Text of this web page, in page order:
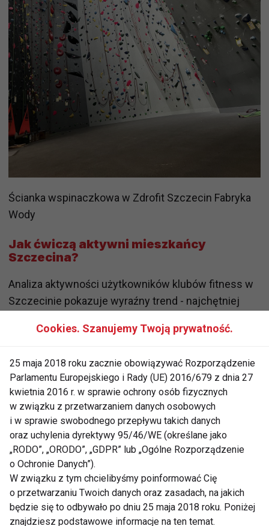
Ścianka wspinaczkowa w Zdrofit Szczecin Fabryka
Wody
Jak ćwiczą aktywni mieszkańcy
Szczecina?
Analiza aktywności użytkowników klubów fitness w
Szczecinie pokazuje wyraźny trend - najchętniej
oraz zajęcia typu body&mind.
– Na podium znajdują się rowery, treningi ze
sztangami i pilates, ale dużym zainteresowaniem
cieszą się także zajęcia ukierunkowane na
konkretne partie ciała oraz treningi funkcjonalne typu
full body workout czy obwodowe. W odpowiedzi na
rosnące potrzeby klientów wprowadzamy w naszym
najnowszym klubie zajęcia fight, tai chi oraz tzw.
trening powięzi, czyli zajęcia ukierunkowane na
poprawę elastyczności, mobilności i jakości ruchu –
mówi Magdalena Szwed, dyrektor ds. rozwoju
Cookies. Szanujemy Twoją prywatność.
25 maja 2018 roku zacznie obowiązywać Rozporządzenie
Parlamentu Europejskiego i Rady (UE) 2016/679 z dnia 27
kwietnia 2016 r. w sprawie ochrony osób fizycznych
w związku z przetwarzaniem danych osobowych
i w sprawie swobodnego przepływu takich danych
oraz uchylenia dyrektywy 95/46/WE (określane jako
„RODO”, „ORODO”, „GDPR” lub „Ogólne Rozporządzenie
o Ochronie Danych”).
W związku z tym chcielibyśmy poinformować Cię
o przetwarzaniu Twoich danych oraz zasadach, na jakich
będzie się to odbywało po dniu 25 maja 2018 roku. Poniżej
znajdziesz podstawowe informacje na ten temat.